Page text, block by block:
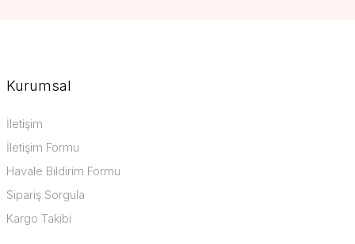
Kurumsal
İletişim
İletişim Formu
Havale Bildirim Formu
Sipariş Sorgula
Kargo Takibi